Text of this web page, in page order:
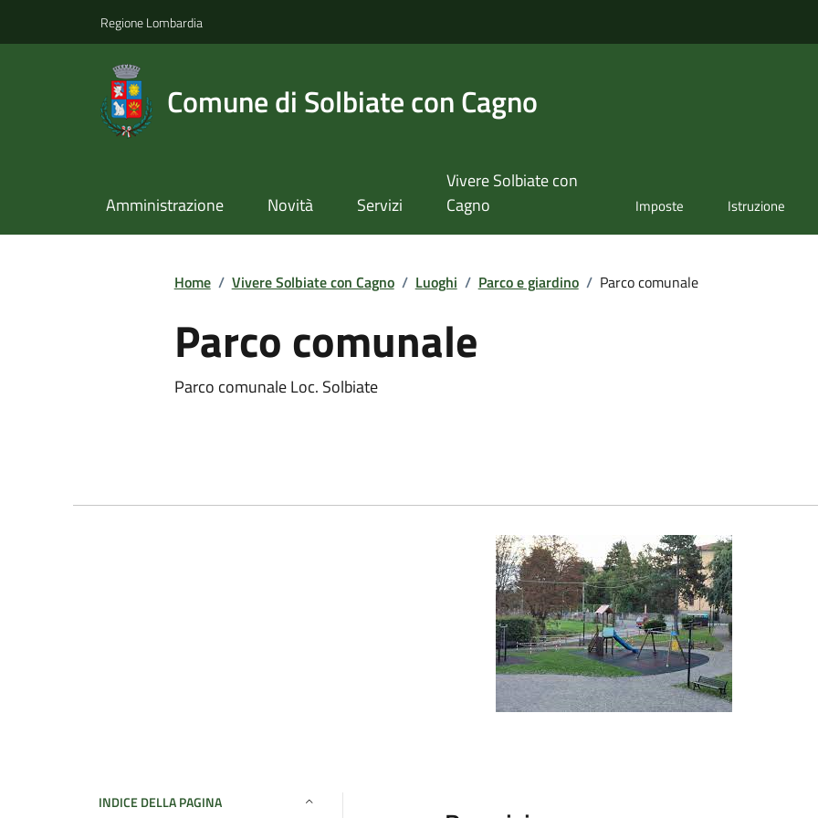
Regione Lombardia
Comune di Solbiate con Cagno
Amministrazione Novità Servizi
Vivere Solbiate con
Cagno
Imposte Istruzione
Home / Vivere Solbiate con Cagno / Luoghi / Parco e giardino / Parco comunale
Parco comunale
Parco comunale Loc. Solbiate
INDICE DELLA PAGINA